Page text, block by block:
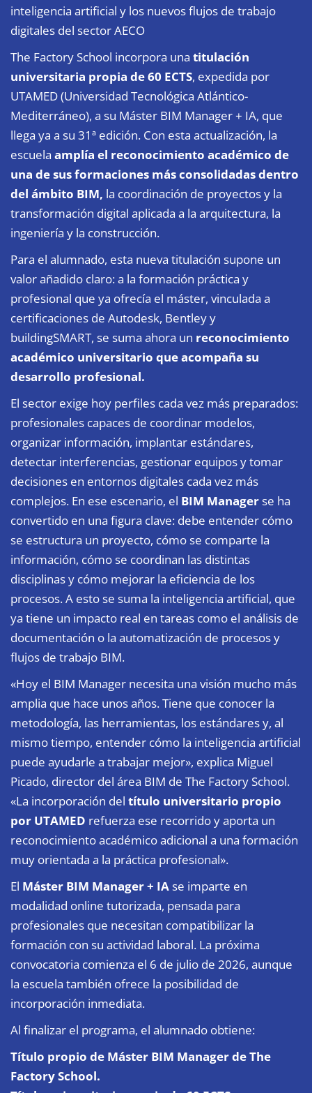
inteligencia artificial y los nuevos flujos de trabajo
digitales del sector AECO
The Factory School incorpora una titulación
universitaria propia de 60 ECTS, expedida por
UTAMED (Universidad Tecnológica Atlántico-
Mediterráneo), a su Máster BIM Manager + IA, que
llega ya a su 31ª edición. Con esta actualización, la
escuela amplía el reconocimiento académico de
una de sus formaciones más consolidadas dentro
del ámbito BIM, la coordinación de proyectos y la
transformación digital aplicada a la arquitectura, la
ingeniería y la construcción.
Para el alumnado, esta nueva titulación supone un
valor añadido claro: a la formación práctica y
profesional que ya ofrecía el máster, vinculada a
certificaciones de Autodesk, Bentley y
buildingSMART, se suma ahora un reconocimiento
académico universitario que acompaña su
desarrollo profesional.
El sector exige hoy perfiles cada vez más preparados:
profesionales capaces de coordinar modelos,
organizar información, implantar estándares,
detectar interferencias, gestionar equipos y tomar
decisiones en entornos digitales cada vez más
complejos. En ese escenario, el BIM Managerse ha
convertido en una figura clave: debe entender cómo
se estructura un proyecto, cómo se comparte la
información, cómo se coordinan las distintas
disciplinas y cómo mejorar la eficiencia de los
procesos. A esto se suma la inteligencia artificial, que
ya tiene un impacto real en tareas como el análisis de
documentación o la automatización de procesos y
flujos de trabajo BIM.
«Hoy el BIM Manager necesita una visión mucho más
amplia que hace unos años. Tiene que conocer la
metodología, las herramientas, los estándares y, al
mismo tiempo, entender cómo la inteligencia artificial
puede ayudarle a trabajar mejor», explica Miguel
Picado, director del área BIM de The Factory School.
«La incorporación del título universitario propio
por UTAMED refuerza ese recorrido y aporta un
reconocimiento académico adicional a una formación
muy orientada a la práctica profesional».
El Máster BIM Manager + IAse imparte en
modalidad online tutorizada, pensada para
profesionales que necesitan compatibilizar la
formación con su actividad laboral. La próxima
convocatoria comienza el 6 de julio de 2026, aunque
la escuela también ofrece la posibilidad de
incorporación inmediata.
Al finalizar el programa, el alumnado obtiene:
Título propio de Máster BIM Manager de The
Factory School.